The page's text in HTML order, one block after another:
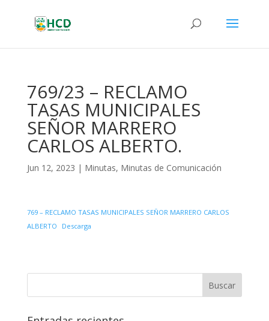
769/23 – RECLAMO
TASAS MUNICIPALES
SEÑOR MARRERO
CARLOS ALBERTO.
Jun 12, 2023 | Minutas, Minutas de Comunicación
769 – RECLAMO TASAS MUNICIPALES SEÑOR MARRERO CARLOS
ALBERTO
Descarga